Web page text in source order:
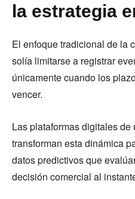
la estrategia
El enfoque tradicional de la
solía limitarse a registrar
únicamente cuando los
vencer.
Las plataformas digitales de
transforman esta dinámica
datos predictivos que
decisión comercial al